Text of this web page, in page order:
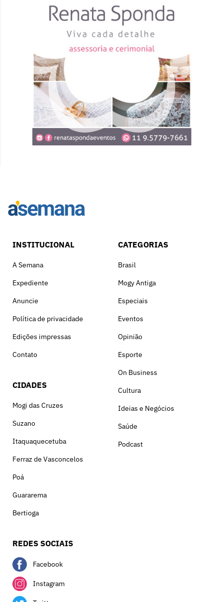
INSTITUCIONAL
A Semana
Expediente
Anuncie
Política de privacidade
Edições impressas
Contato
CIDADES
Mogi das Cruzes
Suzano
Itaquaquecetuba
Ferraz de Vasconcelos
Poá
Guararema
Bertioga
CATEGORIAS
Brasil
Mogy Antiga
Especiais
Eventos
Opinião
Esporte
On Business
Cultura
Ideias e Negócios
Saúde
Podcast
REDES SOCIAIS
Facebook
Instagram